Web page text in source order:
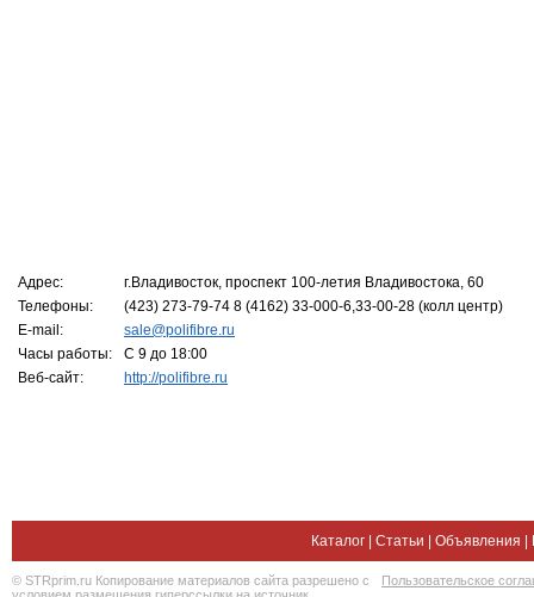
Адрес:
г.Владивосток, проспект 100-летия Владивостока, 60
Телефоны:
(423) 273-79-74 8 (4162) 33-000-6,33-00-28 (колл центр)
E-mail:
sale@polifibre.ru
Часы работы:
С 9 до 18:00
Веб-сайт:
http://polifibre.ru
Каталог Статьи Объявления
© STRprim.ru Копирование материалов сайта разрешено с
Пользовательское